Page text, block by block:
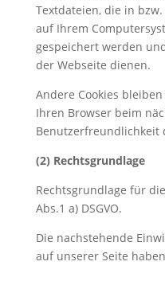
Textdateien, die in
auf Ihrem
gespeichert werden
der Webseite dienen.
Andere Cookies
Ihren Browser beim
Benutzerfreundlichkeit
(2) Rechtsgrundlage
Rechtsgrundlage für
Abs.1 a) DSGVO.
Die nachstehende
auf unserer Seite